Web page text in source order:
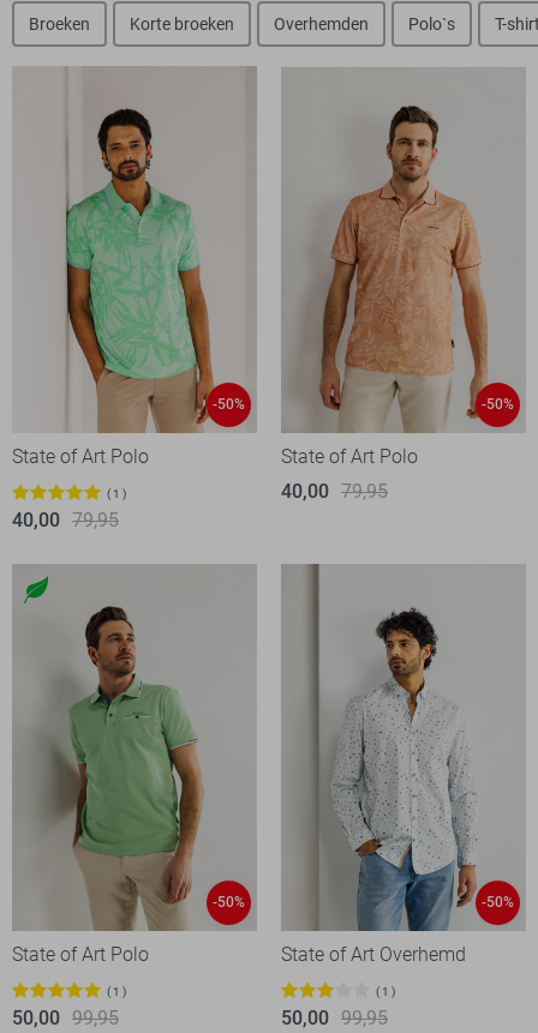
Broeken Korte broeken Overhemden Polo`s T-
-50%
State of Art Polo
1
40,00 79,95
-50%
State of Art Polo
40,00 79,95
-50%
State of Art Polo
1
50,00 99,95
-50%
State of Art Overhemd
1
50,00 99,95